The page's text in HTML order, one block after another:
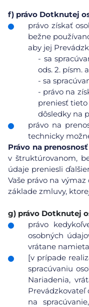
f) právo Dotknutej
právo získať
bežne
aby jej
- sa
ods. 2. písm.
- sa
- právo na
preniesť
dôsledky na
právo na
technicky
Právo na
v štruktúrovanom,
údaje preniesli
Vaše právo na
základe zmluvy,
g) právo Dotknutej
právo
osobných
vrátane
[v prípade
spracúvaniu
Nariadenia,
Prevádzkovateľ
na